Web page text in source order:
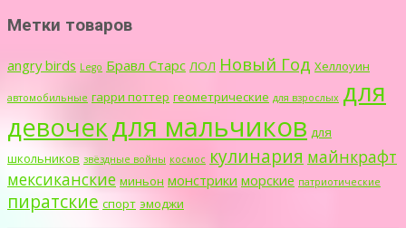
Метки товаров
angry birds Lego Бравл Старс ЛОЛ Новый Год Хеллоуин
автомобильные гарри поттер геометрические для взрослых для
девочекдля мальчиков для
школьников звёздные войны космос кулинария майнкрафт
мексиканские миньон монстрики морские патриотические
пиратские спорт эмоджи